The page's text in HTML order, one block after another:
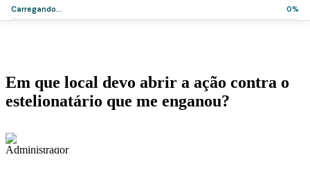
Home>Artigos
Em que local devo abrir a ação contra o estelionatário que
me enganou?
Em que local devo abrir a ação contra o
estelionatário que me enganou?
Administrador
Carregando... 0%